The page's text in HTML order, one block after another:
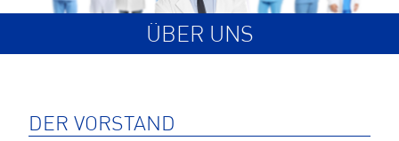
ÜBER UNS
DER VORSTAND